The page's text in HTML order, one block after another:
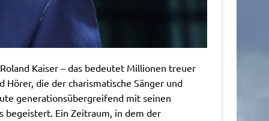
Kaiser – das bedeutet Millionen treuer
Hörer, die der charismatische Sänger und
generationsübergreifend mit seinen
begeistert. Ein Zeitraum, in dem der